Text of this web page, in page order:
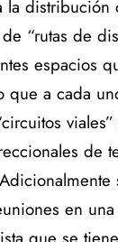
distribución
“rutas de
espacios
que a cada
de
Adicionalmente
en